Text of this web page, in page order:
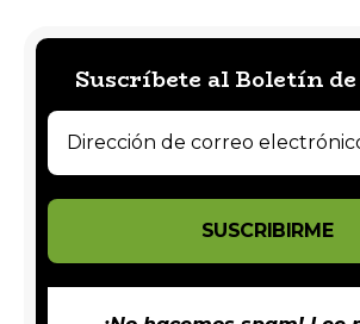
Suscríbete al Boletín